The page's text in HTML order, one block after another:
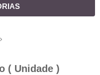
( Unidade )